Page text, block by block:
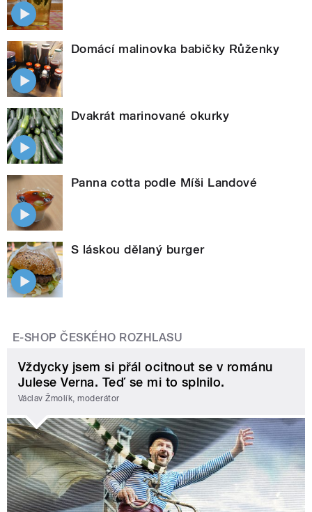
Domácí malinovka babičky Růženky
Dvakrát marinované okurky
Panna cotta podle Míši Landové
S láskou dělaný burger
E-SHOP ČESKÉHO ROZHLASU
Vždycky jsem si přál ocitnout se v románu
Julese Verna. Teď se mi to splnilo.
Václav Žmolík, moderátor